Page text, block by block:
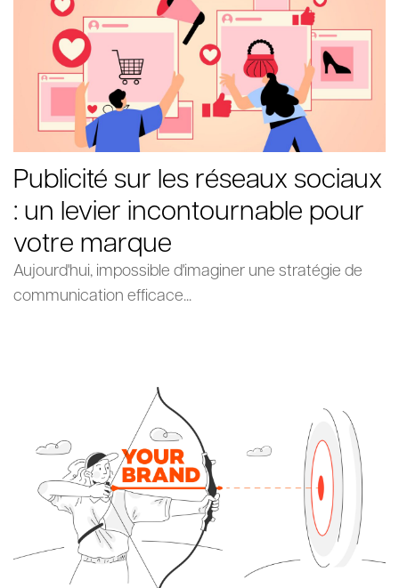
Publicité sur les réseaux sociaux
: un levier incontournable pour
votre marque
Aujourd'hui, impossible d'imaginer une stratégie de
communication efficace...